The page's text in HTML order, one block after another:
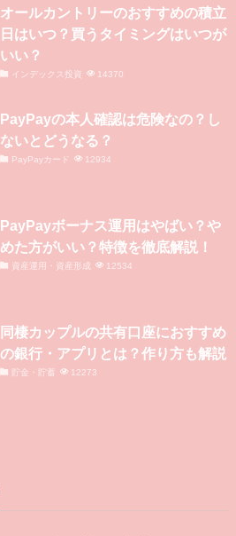
オールカントリーのおすすめの積立
日はいつ？買うタイミングはいつが
いい？
インデックス投資 14370
PayPayの本人確認は危険なの？し
ないとどうなる？
PayPayカード 12934
PayPayボーナス運用はやばい？や
めた方がいい？特徴を徹底解説！
資産運用・資産形成 12534
同棲カップルの共有口座におすすめ
の銀行・アプリとは？作り方も解説
貯金・貯蓄 12273